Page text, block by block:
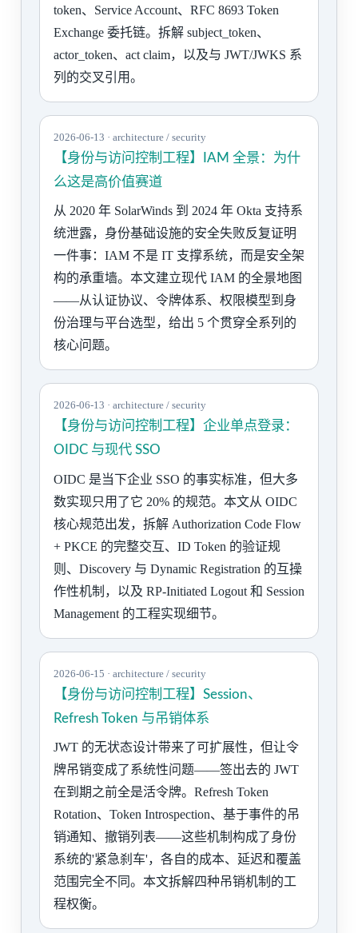
token、Service Account、RFC 8693 Token
Exchange 委托链。拆解 subject_token、
actor_token、act claim，以及与 JWT/JWKS 系
列的交叉引用。
2026-06-13 · architecture / security
【身份与访问控制工程】IAM 全景：为什
么这是高价值赛道
从 2020 年 SolarWinds 到 2024 年 Okta 支持系
统泄露，身份基础设施的安全失败反复证明
一件事：IAM 不是 IT 支撑系统，而是安全架
构的承重墙。本文建立现代 IAM 的全景地图
——从认证协议、令牌体系、权限模型到身
份治理与平台选型，给出 5 个贯穿全系列的
核心问题。
2026-06-13 · architecture / security
【身份与访问控制工程】企业单点登录：
OIDC 与现代 SSO
OIDC 是当下企业 SSO 的事实标准，但大多
数实现只用了它 20% 的规范。本文从 OIDC
核心规范出发，拆解 Authorization Code Flow
+ PKCE 的完整交互、ID Token 的验证规
则、Discovery 与 Dynamic Registration 的互操
作性机制，以及 RP-Initiated Logout 和 Session
Management 的工程实现细节。
2026-06-15 · architecture / security
【身份与访问控制工程】Session、
Refresh Token 与吊销体系
JWT 的无状态设计带来了可扩展性，但让令
牌吊销变成了系统性问题——签出去的 JWT
在到期之前全是活令牌。Refresh Token
Rotation、Token Introspection、基于事件的吊
销通知、撤销列表——这些机制构成了身份
系统的'紧急刹车'，各自的成本、延迟和覆盖
范围完全不同。本文拆解四种吊销机制的工
程权衡。